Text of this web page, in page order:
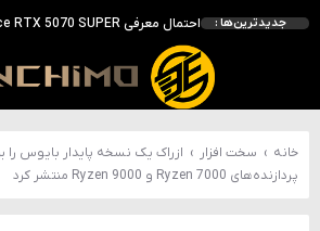
جدیدترین‌ها :
انویدیا DLSS 5 را با سه مدل هوش مصنوعی معرفی کرد؛ انتقادهای اولیه نتیجه داد
انویدیا پردازنده 88 هسته‌ای Vera را معرفی کرد؛ CPU اختصاصی برای نسل بعدی هوش مصنوعی
بالاخره سنسور Hotspot کارت‌های RTX 50 ظاهر شد؛ HWMonitor 1.65 تنها نماینده نمایش نیست
بررسی کیس GAMDIAS NESO P1 Pro؛ فول‌تاوری مهندسی‌شده برای سیستم‌های رده‌بالا
خانه › سخت افزار › ازراک یک نسخه پایدار بایوس را
پردازنده‌های Ryzen 7000 و Ryzen 9000 منتشر کرد